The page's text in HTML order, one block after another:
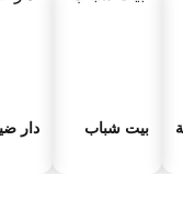
بيت شباب دار